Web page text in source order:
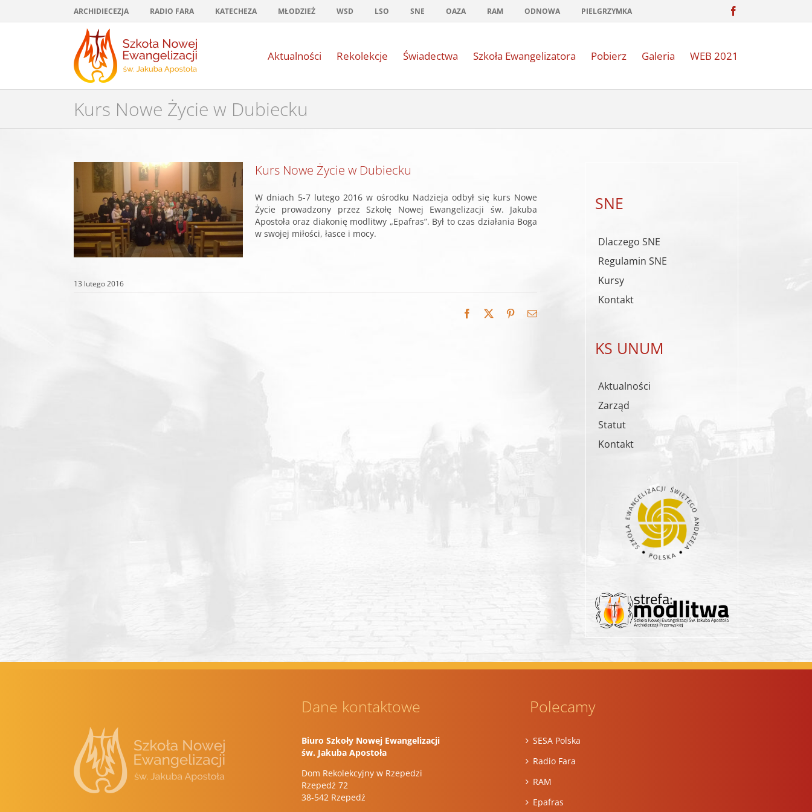
ARCHIDIECEZJA RADIO FARA KATECHEZA MŁODZIEŻ WSD LSO SNE OAZA RAM ODNOWA PIELGRZYMKA
Aktualności Rekolekcje Świadectwa Szkoła Ewangelizatora Pobierz Galeria WEB 2021
Kurs Nowe Życie w Dubiecku
większy
obrazek
Kurs Nowe Życie w Dubiecku
W dniach 5-7 lutego 2016 w ośrodku Nadzieja odbył się kurs Nowe
Życie prowadzony przez Szkołę Nowej Ewangelizacji św. Jakuba
Apostoła oraz diakonię modlitwy „Epafras”. Był to czas działania Boga
w swojej miłości, łasce i mocy.
13 lutego 2016
Facebook PinterestEmail
SNE
Dlaczego SNE
Regulamin SNE
Kursy
Kontakt
KS UNUM
Aktualności
Zarząd
Statut
Kontakt
Dane kontaktowe
Biuro Szkoły Nowej Ewangelizacji
św. Jakuba Apostoła
Dom Rekolekcyjny w Rzepedzi
Rzepedź 72
38-542 Rzepedź
Polecamy
SESA Polska
Radio Fara
RAM
Epafras